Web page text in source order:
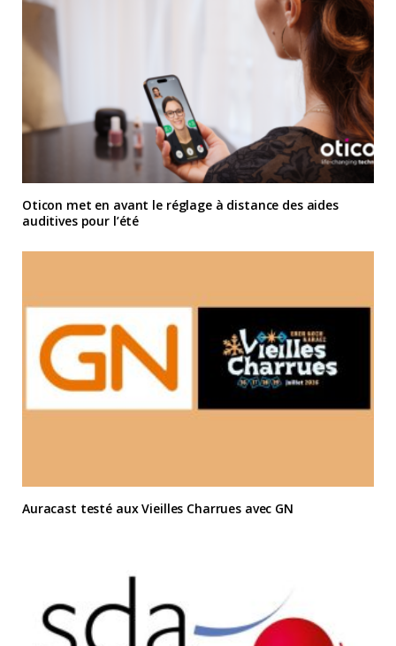
Oticon met en avant le réglage à distance des aides
auditives pour l’été
Auracast testé aux Vieilles Charrues avec GN